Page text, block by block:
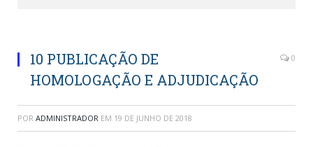
10 PUBLICAÇÃO DE
HOMOLOGAÇÃO E ADJUDICAÇÃO
0
POR ADMINISTRADOR EM 19 DE JUNHO DE 2018